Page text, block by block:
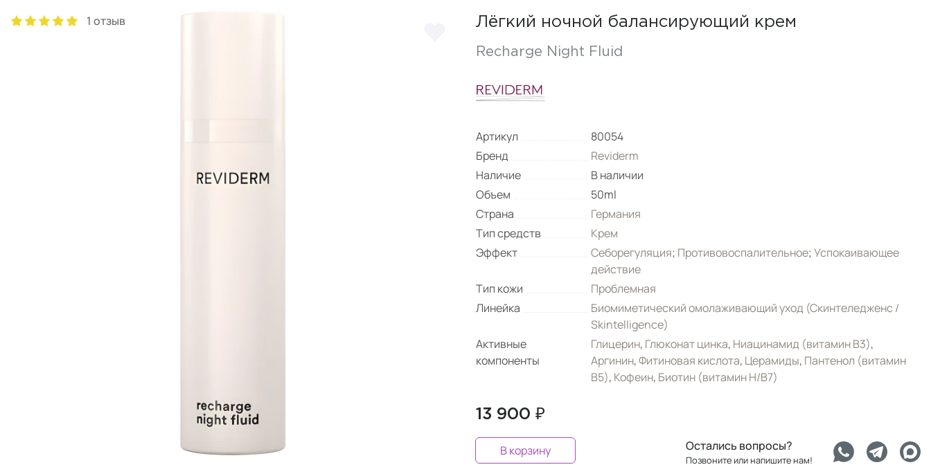
1 отзыв Лёгкий ночной балансирующий крем
Recharge Night Fluid
Артикул
80054
Бренд
Reviderm
Наличие
В наличии
Объем
50ml
Страна
Германия
Тип средств
Крем
Эффект
Себорегуляция; Противовоспалительное;Успокаивающее
действие
Тип кожи
Проблемная
Линейка
Биомиметический омолаживающий уход (Скинтеледженс /
Skintelligence)
Активные
компоненты
Глицерин, Глюконат цинка, Ниацинамид (витамин B3),
Аргинин,Фитиновая кислота, Церамиды, Пантенол (витамин
B5), Кофеин, Биотин (витамин H/B7)
13 900 ₽
В корзину Остались вопросы?
Позвоните или напишите нам!